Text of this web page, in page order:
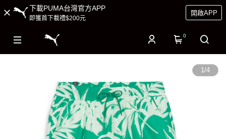
下載PUMA台灣官方APP
即獲首下載禮$200元
開啟APP
0
1/4